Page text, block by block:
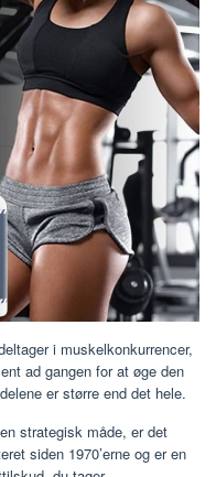
i muskelkonkurrencer,
ad gangen for at øge den
er større end det hele.
strategisk måde, er det
siden 1970’erne og er en